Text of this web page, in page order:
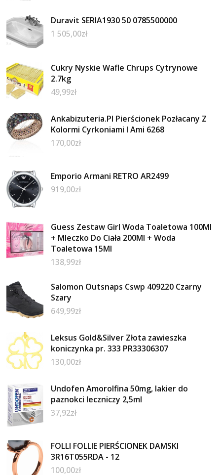
Duravit SERIA1930 50 0785500000
1 505,00zł
Cukry Nyskie Wafle Chrups Cytrynowe
2.7kg
49,99zł
Ankabizuteria.Pl Pierścionek Pozłacany Z
Kolormi Cyrkoniami I Ami 6268
170,00zł
Emporio Armani RETRO AR2499
919,00zł
Guess Zestaw Girl Woda Toaletowa 100Ml
+ Mleczko Do Ciała 200Ml + Woda
Toaletowa 15Ml
138,99zł
Salomon Outsnaps Cswp 409220 Czarny
Szary
649,99zł
Leksus Gold&Silver Złota zawieszka
koniczynka pr. 333 PR33306307
130,00zł
Undofen Amorolfina 50mg, lakier do
paznokci leczniczy 2,5ml
37,92zł
FOLLI FOLLIE PIERŚCIONEK DAMSKI
3R16T055RDA - 12
100,00zł